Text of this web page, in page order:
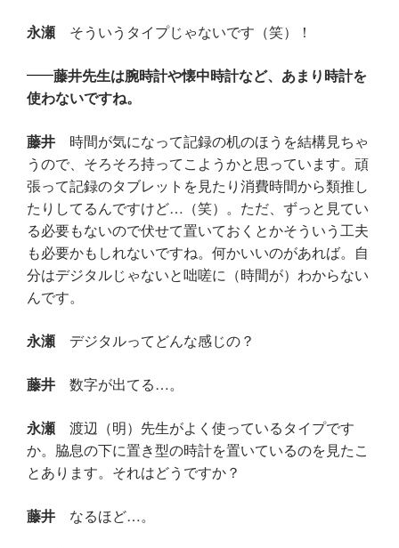
永瀬 そういうタイプじゃないです（笑）！
藤井先生は腕時計や懐中時計など、あまり時計を
使わないですね。
藤井 時間が気になって記録の机のほうを結構見ちゃ
うので、そろそろ持ってこようかと思っています。頑
張って記録のタブレットを見たり消費時間から類推し
たりしてるんですけど…（笑）。ただ、ずっと見てい
る必要もないので伏せて置いておくとかそういう工夫
も必要かもしれないですね。何かいいのがあれば。自
分はデジタルじゃないと咄嗟に（時間が）わからない
んです。
永瀬 デジタルってどんな感じの？
藤井 数字が出てる…。
永瀬 渡辺（明）先生がよく使っているタイプです
か。脇息の下に置き型の時計を置いているのを見たこ
とあります。それはどうですか？
藤井 なるほど…。